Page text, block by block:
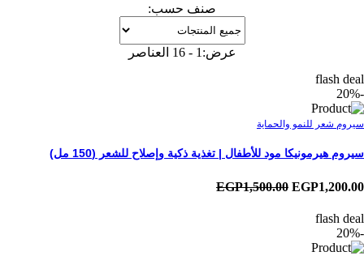
صنف حسب:
عرض: 1 - 16 العناصر
flash deal
-20%
سيروم شعر للنمو والحماية
سيروم هيرمونيكا مود للأطفال | تغذية ذكية وإصلاح للشعر (150 مل)
EGP1,500.00 EGP1,200.00
flash deal
-20%